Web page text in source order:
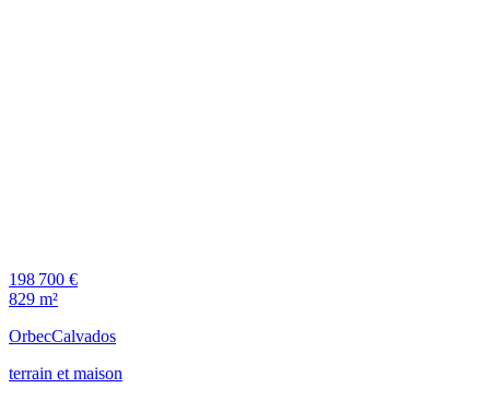
198 700 €
829 m²
OrbecCalvados
terrain et maison